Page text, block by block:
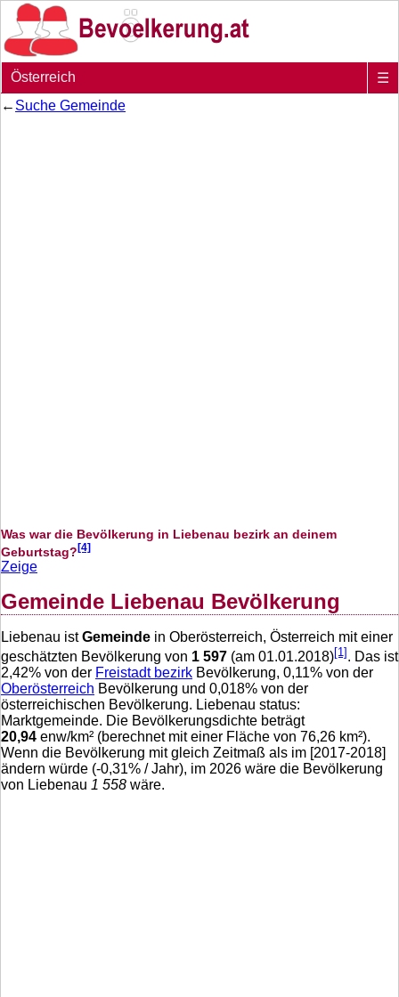
Österreich
☰
← Suche Gemeinde
Was war die Bevölkerung in Liebenau bezirk an deinem
Geburtstag?[4]
Zeige
Gemeinde Liebenau Bevölkerung
Liebenau istGemeinde in Oberösterreich, Österreich mit einer
geschätzten Bevölkerung von 1 597 (am 01.01.2018)[1] . Das ist
2,42% von der Freistadt bezirk Bevölkerung, 0,11% von der
Oberösterreich Bevölkerung und 0,018% von der
österreichischen Bevölkerung. Liebenau status:
Marktgemeinde. Die Bevölkerungsdichte beträgt
20,94 enw/km² (berechnet mit einer Fläche von 76,26 km²).
Wenn die Bevölkerung mit gleich Zeitmaß als im [2017-2018]
ändern würde (-0,31% / Jahr), im 2026 wäre die Bevölkerung
von Liebenau 1 558 wäre.